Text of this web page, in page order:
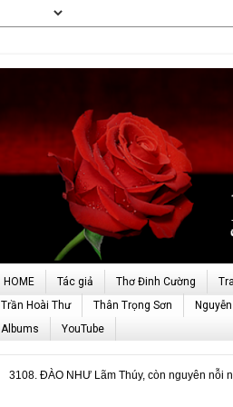
HOME Tác giả Thơ Đinh Cường
Trần Hoài Thư
Thân Trọng Sơn
Albums
YouTube
3108. ĐÀO NHƯ Lãm Thúy, còn nguyên nỗi